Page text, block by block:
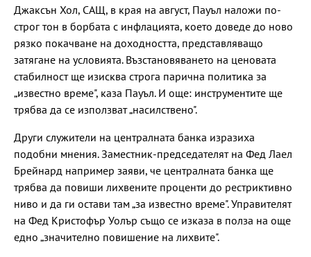
Джаксън Хол, САЩ, в края на август, Пауъл наложи по-
строг тон в борбата с инфлацията, което доведе до ново
рязко покачване на доходността, представляващо
затягане на условията. Възстановяването на ценовата
стабилност ще изисква строга парична политика за
„известно време", каза Пауъл. И още: инструментите ще
трябва да се използват „насилствено".
Други служители на централната банка изразиха
подобни мнения. Заместник-председателят на Фед Лаел
Брейнард например заяви, че централната банка ще
трябва да повиши лихвените проценти до рестриктивно
ниво и да ги остави там „за известно време". Управителят
на Фед Кристофър Уолър също се изказа в полза на още
едно „значително повишение на лихвите".